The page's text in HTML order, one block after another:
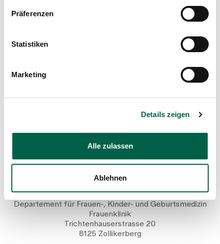
Präferenzen
Statistiken
Marketing
Details zeigen
Alle zulassen
Ablehnen
Angelika Maria Rüsch-Soergel
Senior physician mbF, Gynaecological clinic
Spital Zollikerberg
Departement für Frauen-, Kinder- und Geburtsmedizin
Frauenklinik
Trichtenhauserstrasse 20
8125 Zollikerberg